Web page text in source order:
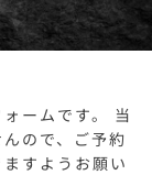
ームです。 当
ので、ご予約
すようお願い